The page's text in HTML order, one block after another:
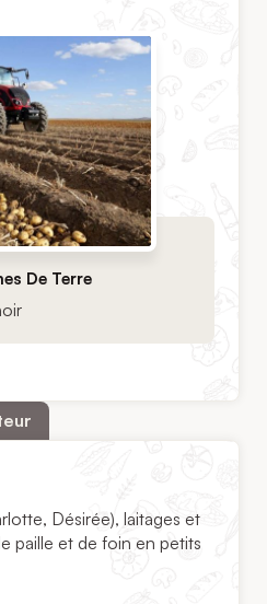
De Terre
Désirée), laitages et
paille et de foin en petits